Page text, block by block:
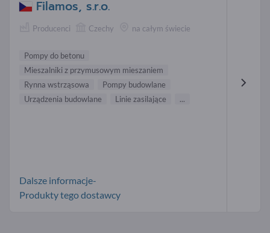
Filamos, s.r.o.
Producenci Czechy na całym świecie
Pompy do betonu
Mieszalniki z przymusowym mieszaniem
Rynna wstrząsowa
Pompy budowlane
Urządzenia budowlane
Linie zasilające ...
Dalsze informacje-
Produkty tego dostawcy